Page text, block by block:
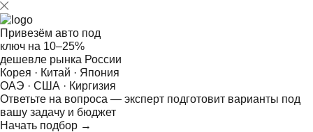
Привезём авто под
ключ на 10–25%
дешевле рынка России
Корея · Китай · Япония
ОАЭ · США · Киргизия
Ответьте на вопроса — эксперт подготовит варианты под
вашу задачу и бюджет
Начать подбор →